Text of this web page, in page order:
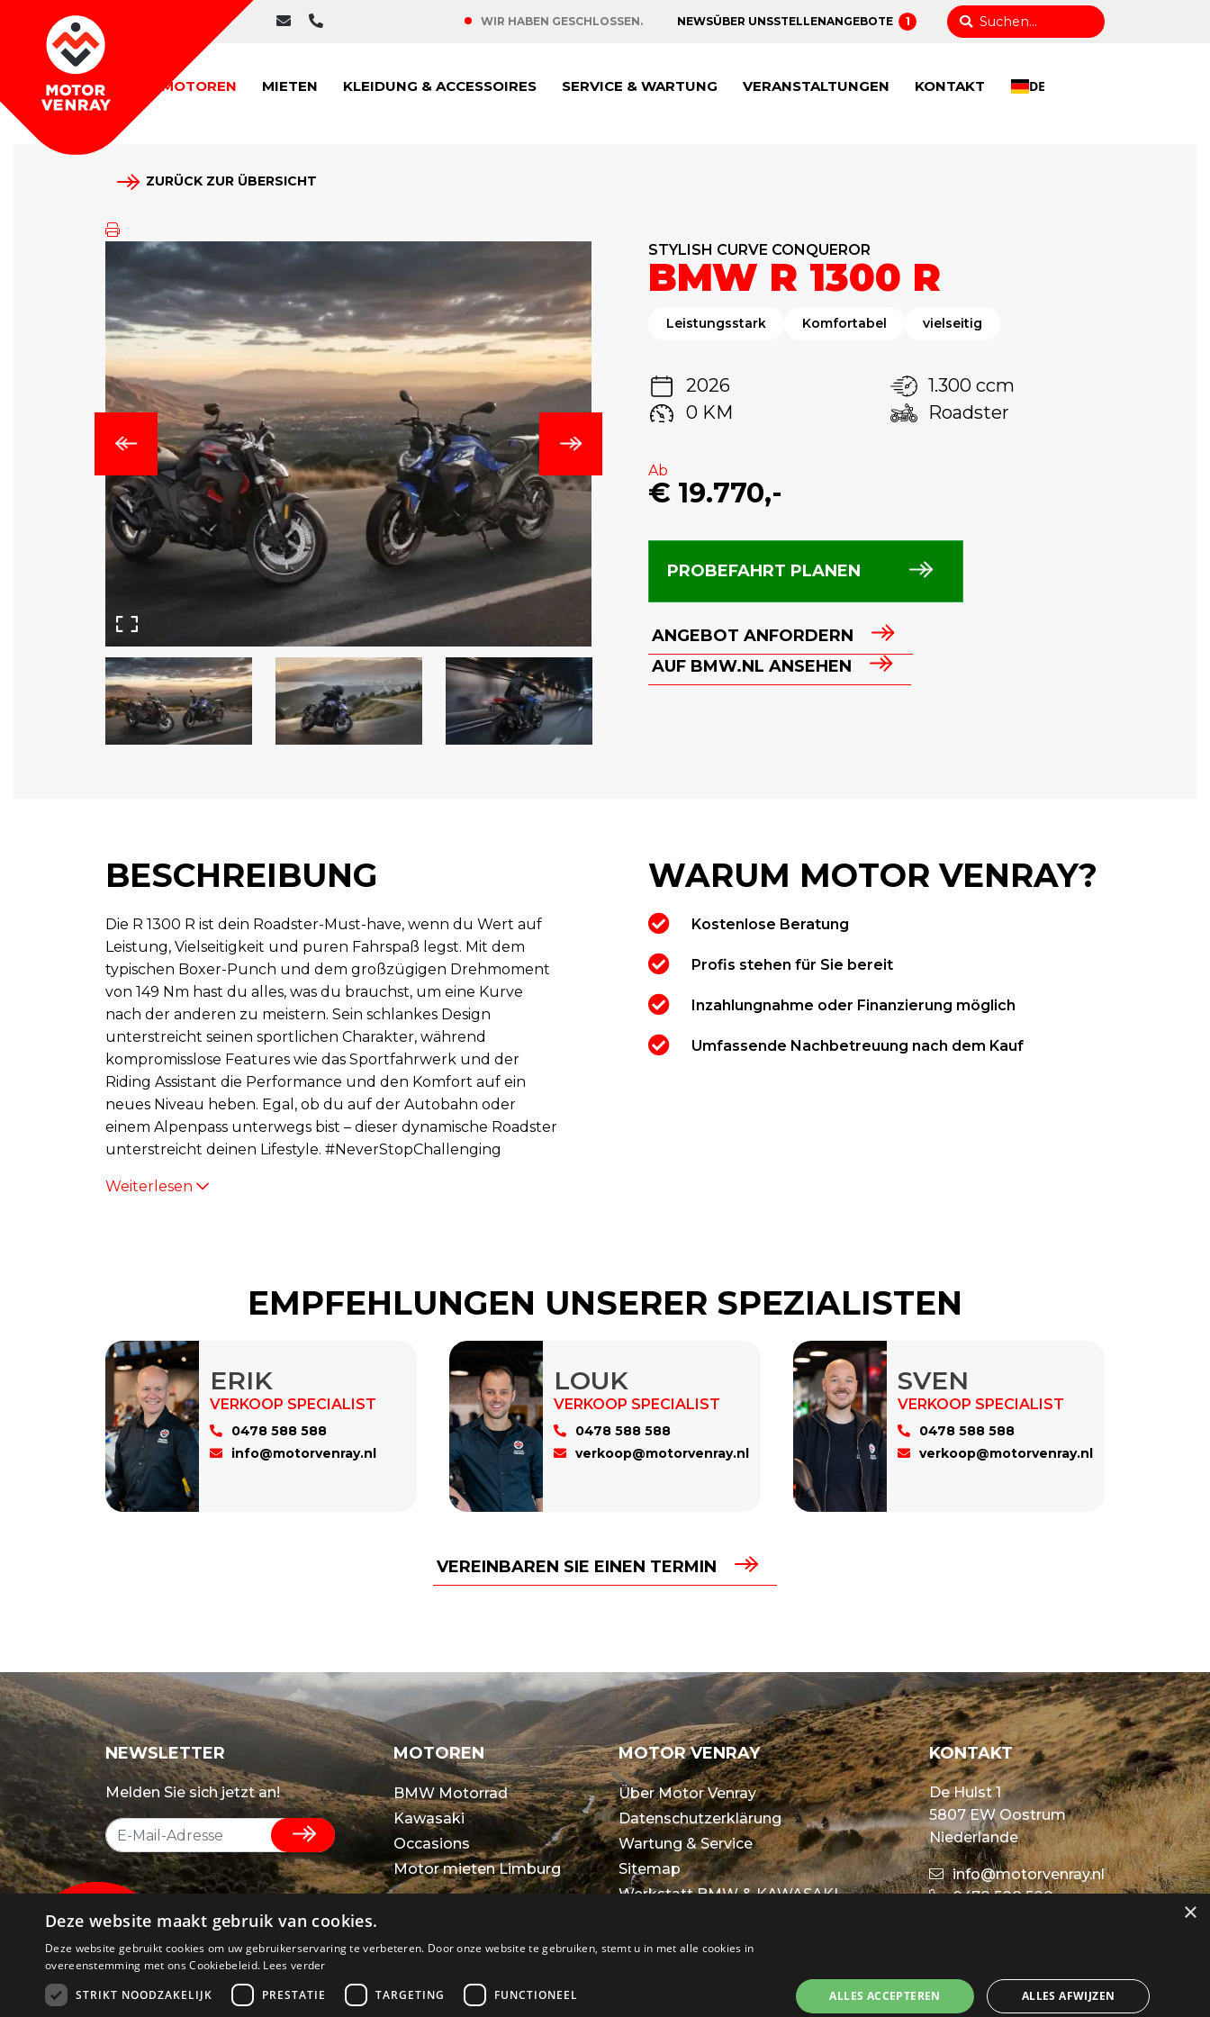
WIR HABEN GESCHLOSSEN. NEWSÜBER UNSSTELLENANGEBOTE 1
MOTOREN MIETEN KLEIDUNG & ACCESSOIRES SERVICE & WARTUNG VERANSTALTUNGEN KONTAKT DE
ZURÜCK ZUR ÜBERSICHT
STYLISH CURVE CONQUEROR
BMW R 1300 R
Leistungsstark Komfortabel vielseitig
2026
1.300 ccm
0 KM
Roadster
Ab
€ 19.770,-
PROBEFAHRT PLANEN
ANGEBOT ANFORDERN
AUF BMW.NL ANSEHEN
BESCHREIBUNG
Die R 1300 R ist dein Roadster-Must-have, wenn du Wert auf
Leistung, Vielseitigkeit und puren Fahrspaß legst. Mit dem
typischen Boxer-Punch und dem großzügigen Drehmoment
von 149 Nm hast du alles, was du brauchst, um eine Kurve
nach der anderen zu meistern. Sein schlankes Design
unterstreicht seinen sportlichen Charakter, während
kompromisslose Features wie das Sportfahrwerk und der
Riding Assistant die Performance und den Komfort auf ein
neues Niveau heben. Egal, ob du auf der Autobahn oder
einem Alpenpass unterwegs bist – dieser dynamische Roadster
unterstreicht deinen Lifestyle. #NeverStopChallenging
Weiterlesen
WARUM MOTOR VENRAY?
Kostenlose Beratung
Profis stehen für Sie bereit
Inzahlungnahme oder Finanzierung möglich
Umfassende Nachbetreuung nach dem Kauf
EMPFEHLUNGEN UNSERER SPEZIALISTEN
ERIK
0478 588 588
info@motorvenray.nl
LOUK
0478 588 588
verkoop@motorvenray.nl
SVEN
0478 588 588
verkoop@motorvenray.nl
VEREINBAREN SIE EINEN TERMIN
NEWSLETTER
Melden Sie sich jetzt an!
MOTOREN
BMW Motorrad
Kawasaki
Occasions
Motor mieten Limburg
MOTOR VENRAY
Über Motor Venray
Datenschutzerklärung
Wartung & Service
Sitemap
Werkstatt BMW & KAWASAKI
Geschäftsbedingungen
KONTAKT
De Hulst 1
5807 EW Oostrum
Niederlande
info@motorvenray.nl
0478 588 588
×
Deze website maakt gebruik van cookies.
Deze website gebruikt cookies om uw gebruikerservaring te verbeteren. Door onze website te gebruiken, stemt u in met alle cookies in
overeenstemming met ons Cookiebeleid. Lees verder
STRIKT NOODZAKELIJK
PRESTATIE TARGETING FUNCTIONEEL ALLES ACCEPTEREN ALLES AFWIJZEN